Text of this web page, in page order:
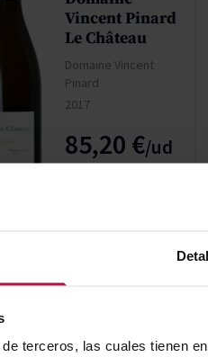
terceros, las cuales tienen
Vincent Pinard
Le Château
Domaine Vincent
Pinard
2017
85,20 €
Virolet